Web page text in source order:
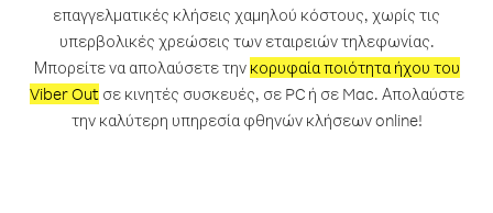
επαγγελματικές κλήσεις χαμηλού κόστους, χωρίς τις
υπερβολικές χρεώσεις των εταιρειών τηλεφωνίας.
Μπορείτε να απολαύσετε την κορυφαία ποιότητα ήχου του
Viber Outσε κινητές συσκευές, σε PC ή σε Mac. Απολαύστε
την καλύτερη υπηρεσία φθηνών κλήσεων online!